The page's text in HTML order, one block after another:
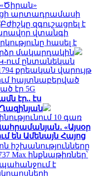
«Ծիրան»
արտադրամասի
Բժիշկը զգուշացրել է
վտանգի
հասել է
մակարդակին
ում ընտանեկան
քրեական վարույթ
հայտնաբերված
էր 5G
էր.. էս
10 գառ
«Այսօր
են Ամենայն Հայոց
իշխանությունները
Max ինքնաթիռներ՝
է